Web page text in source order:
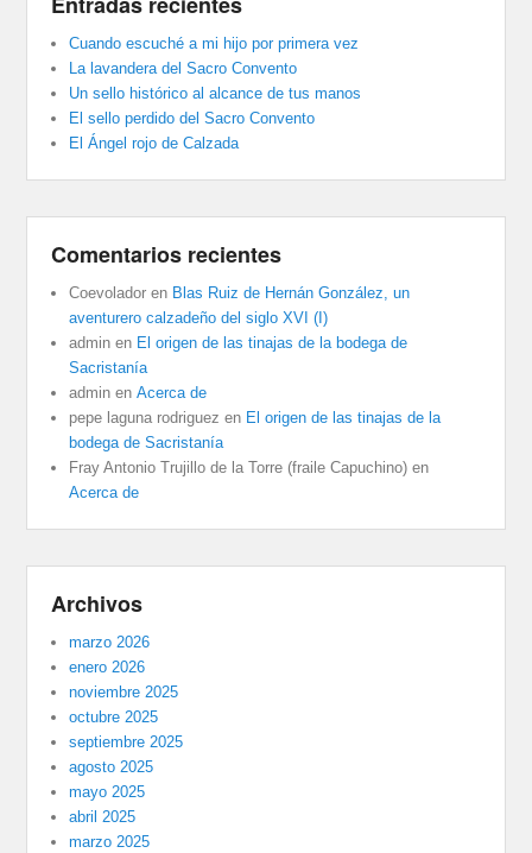
Cuando escuché a mi hijo por primera vez
La lavandera del Sacro Convento
Un sello histórico al alcance de tus manos
El sello perdido del Sacro Convento
El Ángel rojo de Calzada
Comentarios recientes
Coevolador en Blas Ruiz de Hernán González, un
aventurero calzadeño del siglo XVI (I)
admin en El origen de las tinajas de la bodega de
Sacristanía
admin enAcerca de
pepe laguna rodriguez en El origen de las tinajas de la
bodega de Sacristanía
Fray Antonio Trujillo de la Torre (fraile Capuchino) en
Acerca de
Archivos
marzo 2026
enero 2026
noviembre 2025
octubre 2025
septiembre 2025
agosto 2025
mayo 2025
abril 2025
marzo 2025